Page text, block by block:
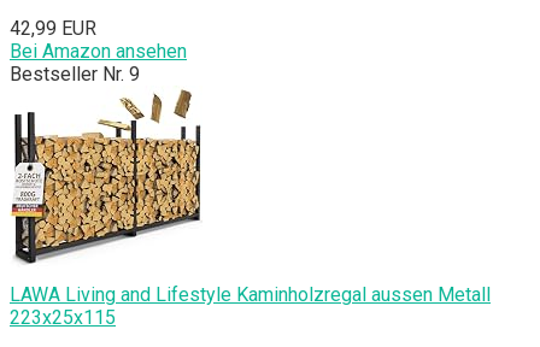
42,99 EUR
Bei Amazon ansehen
Bestseller Nr. 9
LAWA Living and Lifestyle Kaminholzregal aussen Metall
223x25x115